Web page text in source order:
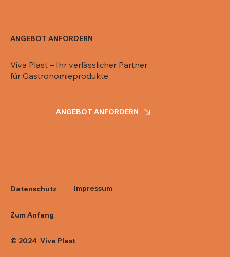
ANGEBOT ANFORDERN
Viva Plast – Ihr verlässlicher Partner
für Gastronomieprodukte.
ANGEBOT ANFORDERN
Datenschutz
Zum Anfang
© 2024 Viva Plast
Impressum